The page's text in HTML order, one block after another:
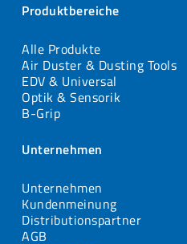
Produktbereiche
Alle Produkte
Air Duster & Dusting Tools
EDV & Universal
Optik & Sensorik
B-Grip
Unternehmen
Unternehmen
Kundenmeinung
Distributionspartner
AGB